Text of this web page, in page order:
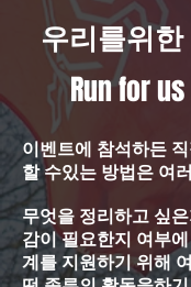
우리를위
Run for
이벤트에 참석하든
할 수있는 방법은 여
무엇을 정리하고 싶
감이 필요한지 여부
계를 지원하기 위해